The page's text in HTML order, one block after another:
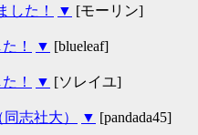
した！ ▼ [モーリン]
！ ▼ [blueleaf]
！ ▼ [ソレイユ]
志社大） ▼ [pandada45]